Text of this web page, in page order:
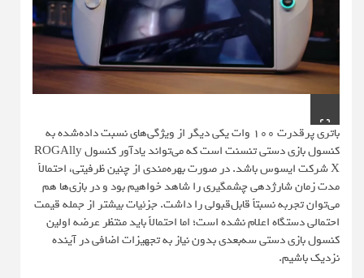
باتری پرقدرت ۱۰۰ وات یکی دیگر از ویژگی‌های نسبت داده‌شده به
کنسول بازی دستی تنسنت است که می‌تواند یادآور کنسول ROGAlly
X شرکت ایسوس باشد. در صورت بهره‌مندی از چنین ظرفیتی، احتمالاً
مدت زمان شارژدهی چشمگیری را شاهد خواهیم بود و در بازی‌ها هم
می‌توان تجربه نسبتاً قابل‌قبولی را داشت. جزئیات بیشتر از جمله قیمت
احتمالی دستگاه اعلام نشده است؛ اما احتمالاً باید منتظر عرضه اولین
کنسول بازی دستی سه‌بعدی بدون نیاز به تجهیزات اضافی در آینده
نزدیک باشیم.